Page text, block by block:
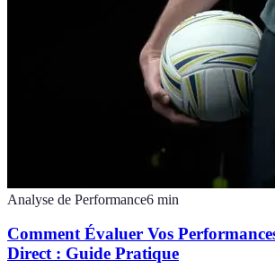
Analyse de Performance6 min
Comment Évaluer Vos
Direct : Guide Pratique